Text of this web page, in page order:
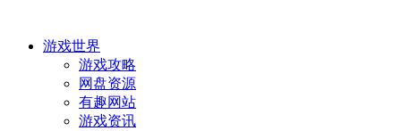
游戏世界
游戏攻略
网盘资源
有趣网站
游戏资讯